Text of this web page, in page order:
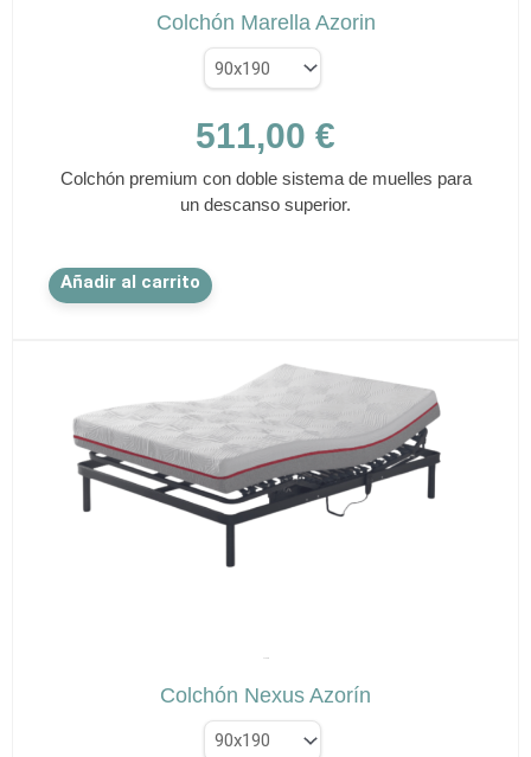
Colchón Marella Azorin
511,00 €
Colchón premium con doble sistema de muelles para
un descanso superior.
Añadir al carrito
Este
producto
Las
opciones
se
pueden
elegir
Colchón Nexus Azorín